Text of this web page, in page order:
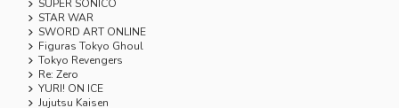
SUPER SONICO
STAR WAR
SWORD ART ONLINE
Figuras Tokyo Ghoul
Tokyo Revengers
Re: Zero
YURI! ON ICE
Jujutsu Kaisen